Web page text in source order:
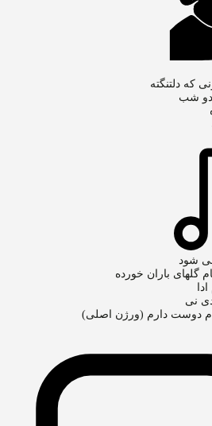
که دلتنگته
دو شب
شود
گلهای باران خورده
نی
دوست دارم (ورژن اصلی)